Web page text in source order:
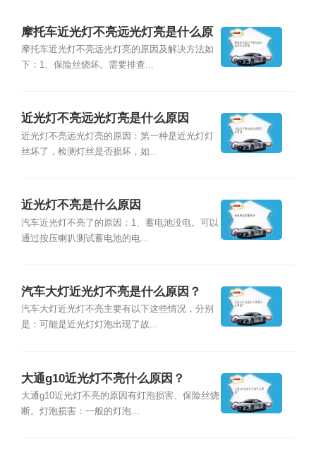
摩托车近光灯不亮远光灯亮是什么原
因
摩托车近光灯不亮远光灯亮的原因及解决方法如
下：1、保险丝烧坏。需要排查...
近光灯不亮远光灯亮是什么原因
近光灯不亮远光灯亮的原因：第一种是近光灯灯
丝坏了，检测灯丝是否损坏，如...
近光灯不亮是什么原因
汽车近光灯不亮了的原因：1、蓄电池没电。可以
通过按压喇叭测试蓄电池的电...
汽车大灯近光灯不亮是什么原因？
汽车大灯近光灯不亮主要有以下这些情况，分别
是：可能是近光灯灯泡出现了故...
大通g10近光灯不亮什么原因？
大通g10近光灯不亮的原因有灯泡损害、保险丝烧
断。灯泡损害：一般的灯泡...